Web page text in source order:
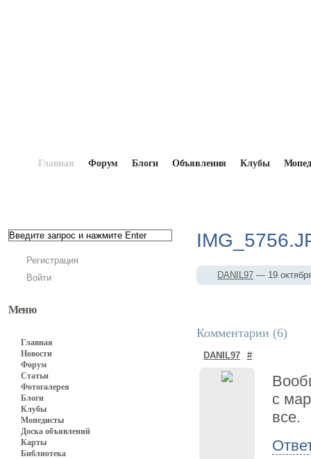
Главная Форум Блоги Объявления Клубы
Регистрация
Войти
Меню
Главная
Новости
Форум
Статьи
Фотогалерея
Блоги
Клубы
Мопедисты
Доска объявлений
Карты
Библиотека
DANIL97 — 19
Комментарии (6)
DANIL97 #
с
все.